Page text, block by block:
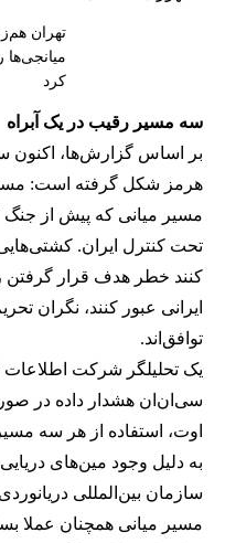
تهران
میانجی‌ها
کرد
سه مسیر رقیب در یک آبراه
بر اساس گزارش‌ها، اکنون
هرمز شکل گرفته است:
مسیر میانی که پیش از
تحت کنترل ایران.
کنند خطر هدف قرار گرفتن
ایرانی عبور کنند، نگران
توافق‌اند.
یک تحلیلگر شرکت اطلاعات
سی‌ان‌ان هشدار داده در
اوت، استفاده از هر سه
به دلیل وجود مین‌های
مسیر میانی همچنان عملا